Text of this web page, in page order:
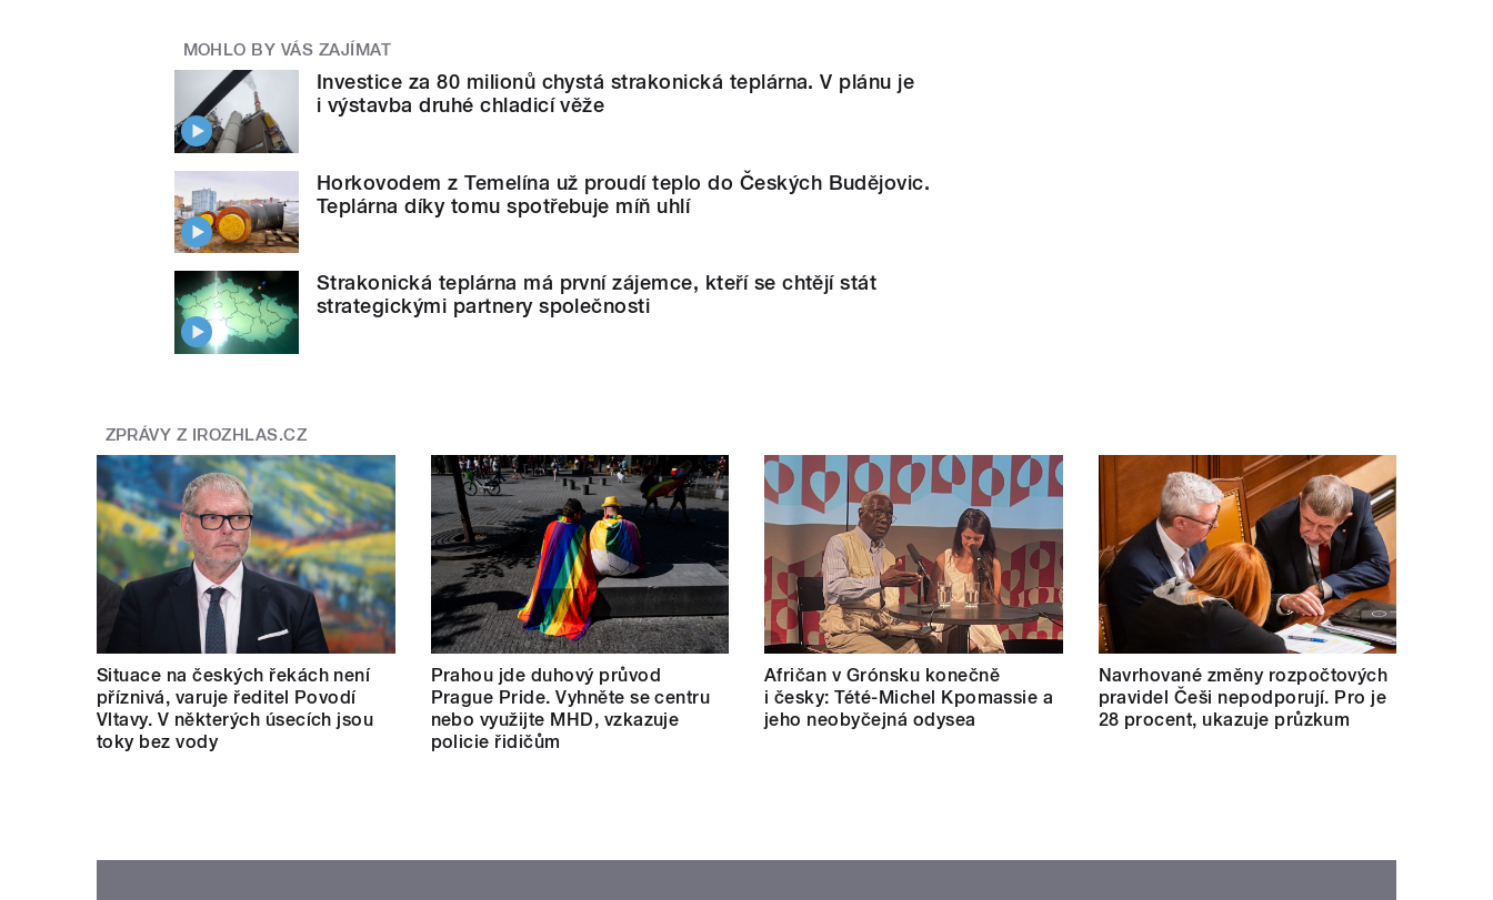
MOHLO BY VÁS ZAJÍMAT
Investice za 80 milionů chystá strakonická teplárna. V plánu je
i výstavba druhé chladicí věže
Horkovodem z Temelína už proudí teplo do Českých Budějovic.
Teplárna díky tomu spotřebuje míň uhlí
Strakonická teplárna má první zájemce, kteří se chtějí stát
strategickými partnery společnosti
ZPRÁVY Z IROZHLAS.CZ
Situace na českých řekách není
příznivá, varuje ředitel Povodí
Vltavy. V některých úsecích jsou
toky bez vody
Prahou jde duhový průvod
Prague Pride. Vyhněte se centru
nebo využijte MHD, vzkazuje
policie řidičům
Afričan v Grónsku konečně
i česky: Tété-Michel Kpomassie a
jeho neobyčejná odysea
Navrhované změny rozpočtových
pravidel Češi nepodporují. Pro je
28 procent, ukazuje průzkum